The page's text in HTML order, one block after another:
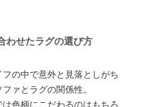
わせたラグの選び方
フの中で意外と見落としがち
ァとラグの関係性。
は色柄にこだわるのはもちろ